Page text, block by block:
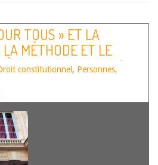
TOUS » ET LA
MÉTHODE ET LE
À ALEXANDRE VIALA)
constitutionnel , Personnes,